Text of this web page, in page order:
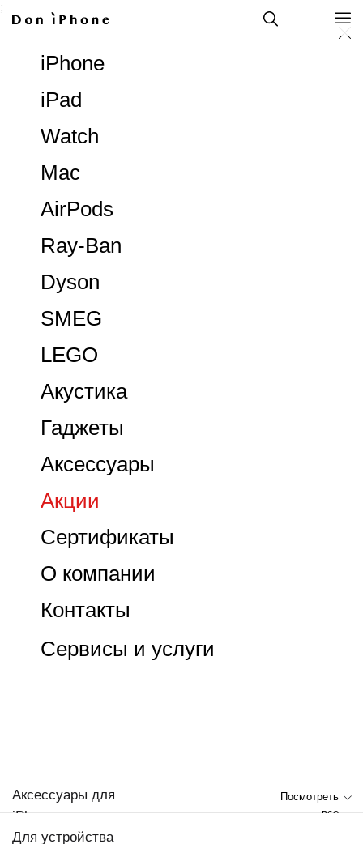
;
Контакты
О компании
Сертификаты
Акции
Аксессуары
Гаджеты
Акустика
Dyson
AirPods
Ray-Ban
LEGO
SMEG
Mac
Watch
iPad
iPhone
Сервисы и услуги
Посмотреть
все
Аксессуары для
iPhone
Для устройства